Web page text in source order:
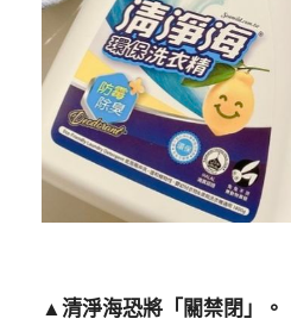
▲清淨海恐將「關禁閉」。